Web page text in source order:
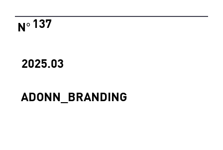
2025.03
ADONN_BRANDING
137
N°